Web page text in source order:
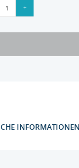
+
INFORMATIONEN